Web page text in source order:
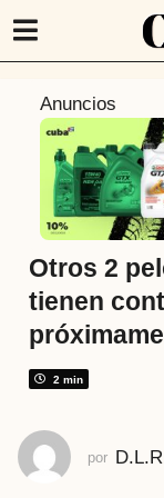
t
r
á
s
4
ñ
o
s
Anuncios
Otros 2
tienen
2 min
por